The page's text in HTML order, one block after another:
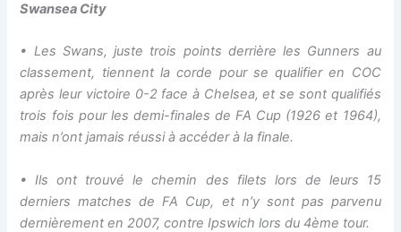
Swansea City
• Les Swans, juste trois points derrière les Gunners au
classement, tiennent la corde pour se qualifier en COC
après leur victoire 0-2 face à Chelsea, et se sont qualifiés
trois fois pour les demi-finales de FA Cup (1926 et 1964),
mais n’ont jamais réussi à accéder à la finale.
• Ils ont trouvé le chemin des filets lors de leurs 15
derniers matches de FA Cup, et n’y sont pas parvenu
dernièrement en 2007, contre Ipswich lors du 4ème tour.